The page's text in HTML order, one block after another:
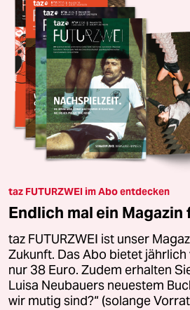
taz FUTURZWEI im Abo entdecken
Endlich mal ein
taz FUTURZWEI ist unser
Zukunft. Das Abo bietet
nur 38 Euro. Zudem erhalten
Luisa Neubauers neuestem
wir mutig sind?“ (solange